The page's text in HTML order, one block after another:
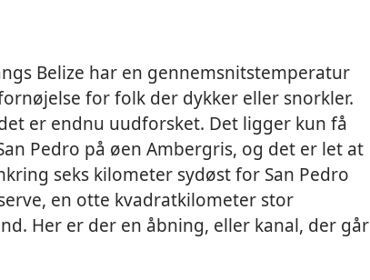
Belize har en gennemsnitstemperatur
for folk der dykker eller snorkler.
er endnu uudforsket. Det ligger kun få
Pedro på øen Ambergris, og det er let at
seks kilometer sydøst for San Pedro
en otte kvadratkilometer stor
Her er der en åbning, eller kanal, der går